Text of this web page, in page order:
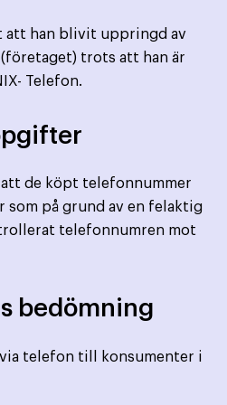
att han blivit uppringd av
(företaget) trots att han är
Telefon.
de köpt telefonnummer
som på grund av en felaktig
telefonnumren mot
bedömning
telefon till konsumenter i